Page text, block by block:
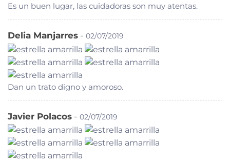
Es un buen lugar, las cuidadoras son muy atentas.
Delia Manjarres - 02/07/2019
Dan un trato digno y amoroso.
Javier Polacos - 02/07/2019